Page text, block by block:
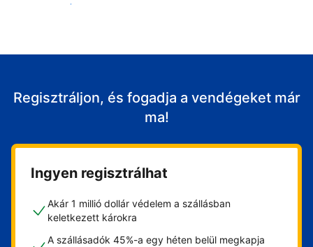
Fogadja vendégeit
Regisztráljon, és fogadja a vendégeket már
ma!
Ingyen regisztrálhat
Akár 1 millió dollár védelem a szállásban
keletkezett károkra
A szállásadók 45%-a egy héten belül megkapja